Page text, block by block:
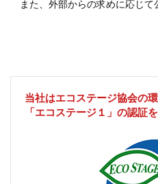
また、外部からの求めに応じて
当社はエコステージ協会の
「エコステージ１」の認証